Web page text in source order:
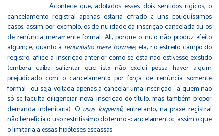
Acontece que, adotados esses dois sentidos rígidos, o
cancelamento registral apenas estaria cifrado a uns pouquíssimos
casos, assim, por exemplo, os de nulidade da inscrição cancelada ou os
de renúncia meramente formal. Ali, porque o nulo não produz efeito
algum; e, quanto à renuntiatio mere formale, ela, no estreito campo do
registro, aflige a inscrição anterior como se esta não estivesse existido
(embora caiba salientar que isto não exclui possa haver algum
prejudicado com o cancelamento por força de renúncia somente
formal −ou seja, voltada apenas a cancelar uma inscrição−, a quem não
só se faculta diligenciar nova inscrição do título, mas também propor
demanda indenitária). O usus loquendi, entretanto, na praxe registral
não beneficia o uso restritíssimo do termo «cancelamento», assim o que
o limitaria a essas hipóteses escassas.